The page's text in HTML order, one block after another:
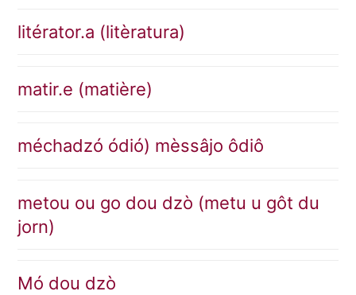
litérator.a (litèratura)
matir.e (matière)
méchadzó ódió) mèssâjo ôdiô
metou ou go dou dzò (metu u gôt du
jorn)
Mó dou dzò